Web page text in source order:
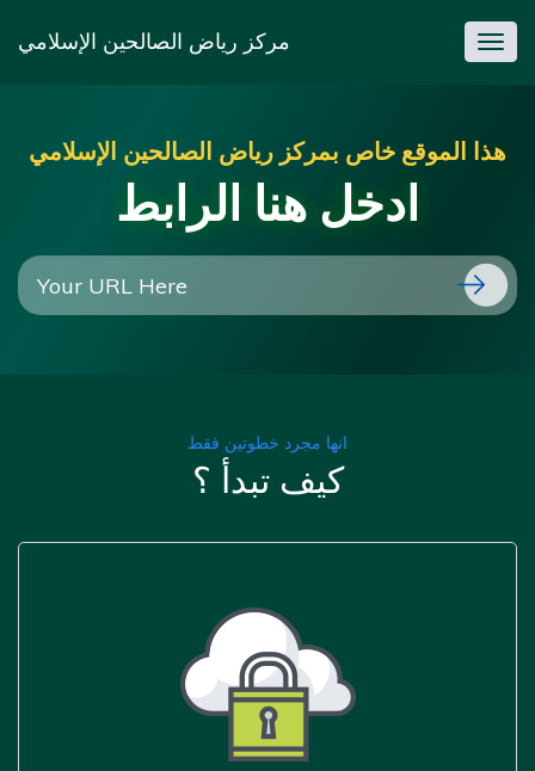
مركز رياض الصالحين الإسلامي
هذا الموقع خاص بمركز رياض الصالحين الإسلامي
ادخل هنا الرابط
انها مجرد خطوتين فقط
كيف تبدأ ؟